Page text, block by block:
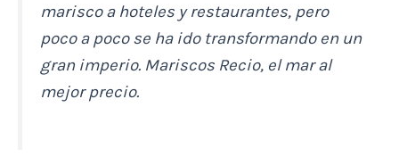
marisco a hoteles y restaurantes, pero
poco a poco se ha ido transformando en un
gran imperio. Mariscos Recio, el mar al
mejor precio.